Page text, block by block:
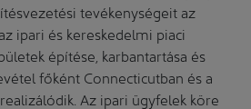
tevékenységeit az
ipari és kereskedelmi piaci
építése, karbantartása és
főként Connecticutban és a
Az ipari ügyfelek köre